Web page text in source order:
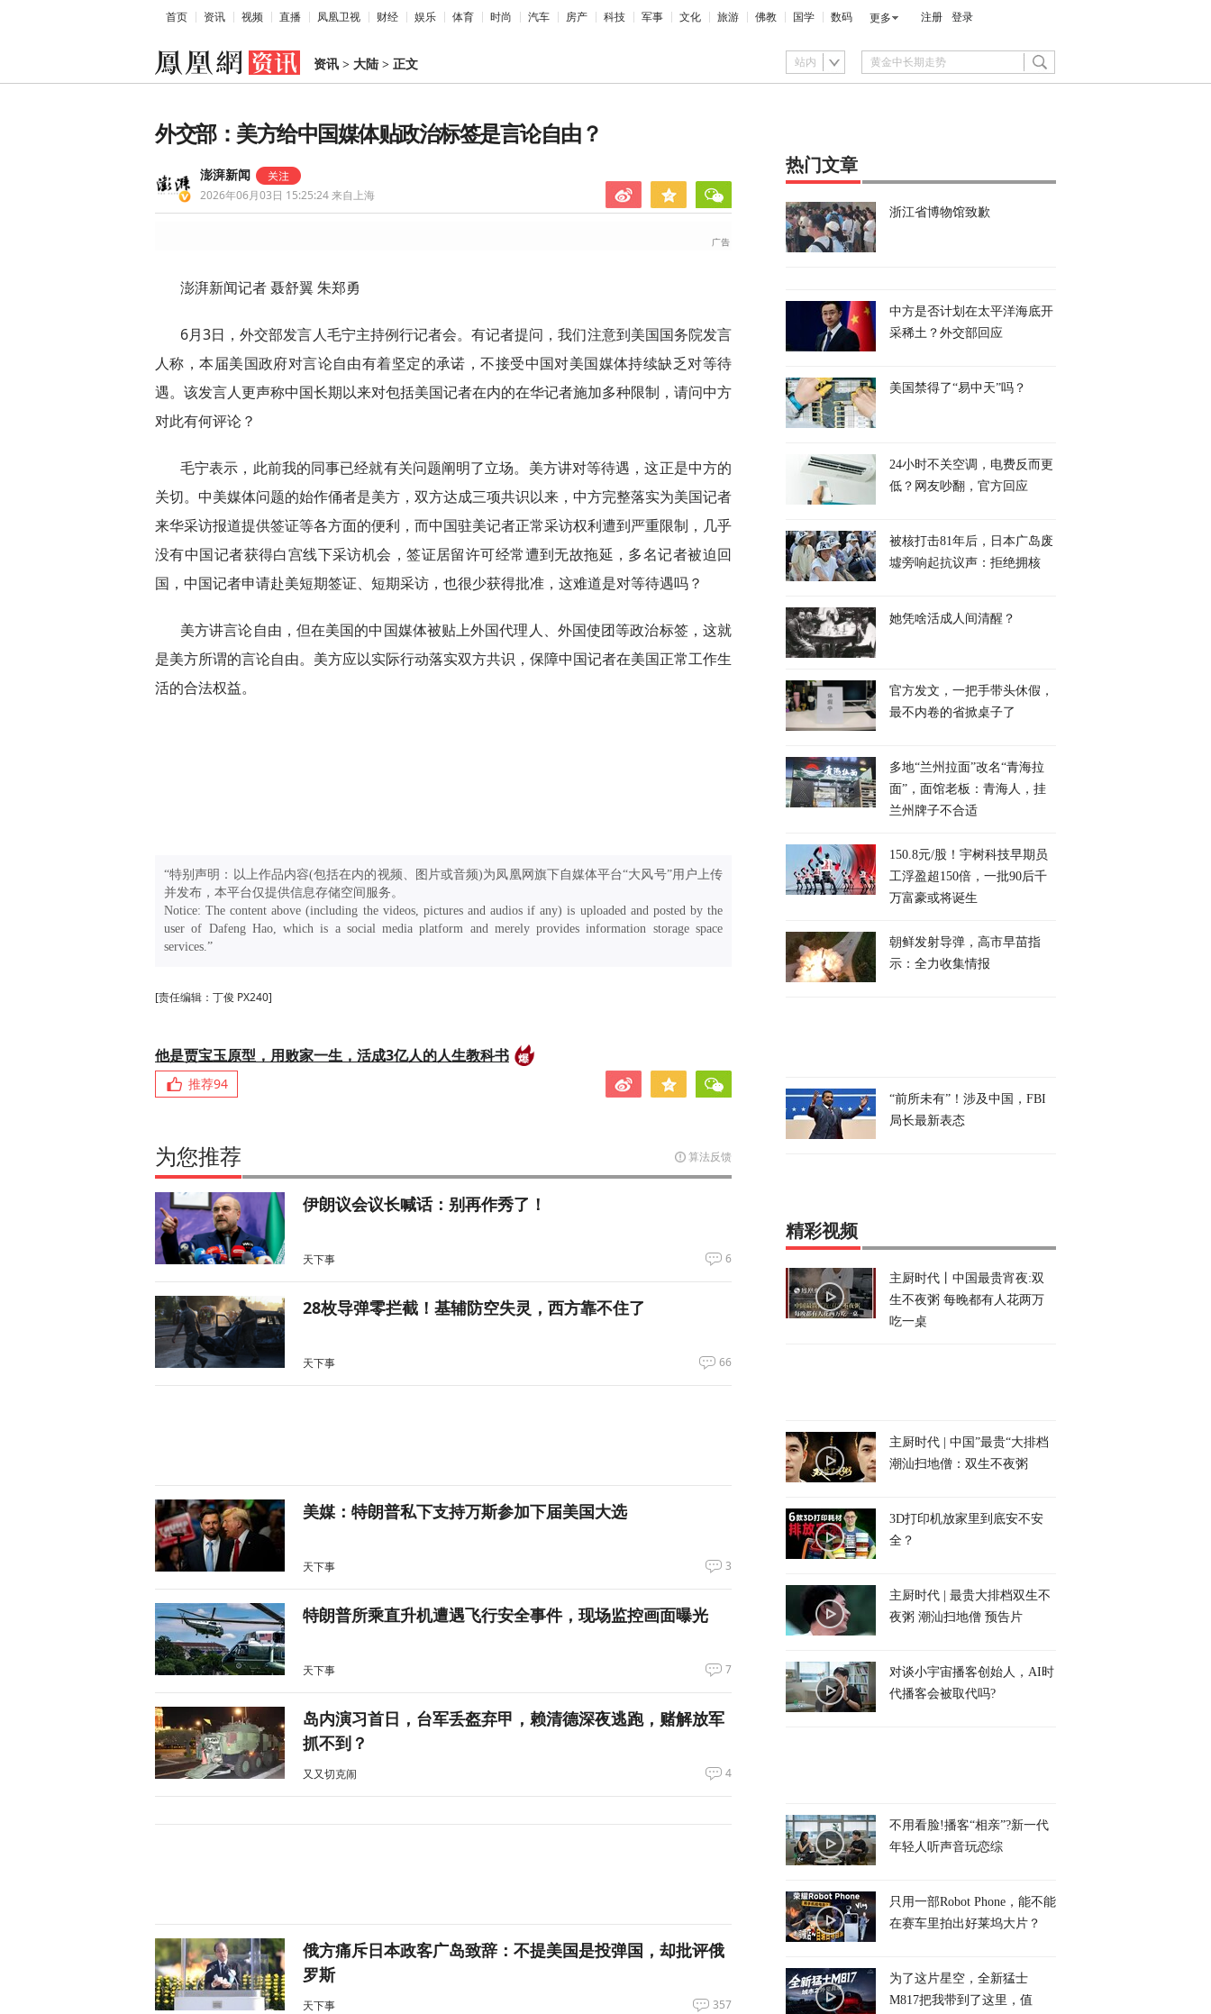
首页 资讯 视频 直播 凤凰卫视 财经 娱乐 体育 时尚 汽车 房产 科技 军事 文化 旅游 佛教 国学 数码 更多 注册 登录
资讯 > 大陆 > 正文 站内
外交部：美方给中国媒体贴政治标签是言论自由？
澎湃新闻
2026年06月03日 15:25:24来自上海
澎湃新闻记者 聂舒翼 朱郑勇
6月3日，外交部发言人毛宁主持例行记者会。有记者提问，我们注意到美国国务院发言
人称，本届美国政府对言论自由有着坚定的承诺，不接受中国对美国媒体持续缺乏对等待
遇。该发言人更声称中国长期以来对包括美国记者在内的在华记者施加多种限制，请问中方
对此有何评论？
毛宁表示，此前我的同事已经就有关问题阐明了立场。美方讲对等待遇，这正是中方的
关切。中美媒体问题的始作俑者是美方，双方达成三项共识以来，中方完整落实为美国记者
来华采访报道提供签证等各方面的便利，而中国驻美记者正常采访权利遭到严重限制，几乎
没有中国记者获得白宫线下采访机会，签证居留许可经常遭到无故拖延，多名记者被迫回
国，中国记者申请赴美短期签证、短期采访，也很少获得批准，这难道是对等待遇吗？
美方讲言论自由，但在美国的中国媒体被贴上外国代理人、外国使团等政治标签，这就
是美方所谓的言论自由。美方应以实际行动落实双方共识，保障中国记者在美国正常工作生
活的合法权益。
“特别声明：以上作品内容(包括在内的视频、图片或音频)为凤凰网旗下自媒体平台“大风号”用户上传
并发布，本平台仅提供信息存储空间服务。
Notice: The content above (including the videos, pictures and audios if any) is uploaded and posted by the
user of Dafeng Hao, which is a social media platform and merely provides information storage space
services.”
[责任编辑：丁俊 PX240]
他是贾宝玉原型，用败家一生，活成3亿人的人生教科书
推荐94
为您推荐 算法反馈
伊朗议会议长喊话：别再作秀了！
天下事 6
28枚导弹零拦截！基辅防空失灵，西方靠不住了
天下事 66
美媒：特朗普私下支持万斯参加下届美国大选
天下事 3
特朗普所乘直升机遭遇飞行安全事件，现场监控画面曝光
天下事 7
岛内演习首日，台军丢盔弃甲，赖清德深夜逃跑，赌解放军
抓不到？
又又切克闹 4
俄方痛斥日本政客广岛致辞：不提美国是投弹国，却批评俄
罗斯
天下事 357
热门文章
浙江省博物馆致歉
中方是否计划在太平洋海底开
采稀土？外交部回应
美国禁得了“易中天”吗？
24小时不关空调，电费反而更
低？网友吵翻，官方回应
被核打击81年后，日本广岛废
墟旁响起抗议声：拒绝拥核
她凭啥活成人间清醒？
官方发文，一把手带头休假，
最不内卷的省掀桌子了
多地“兰州拉面”改名“青海拉
面”，面馆老板：青海人，挂
兰州牌子不合适
150.8元/股！宇树科技早期员
工浮盈超150倍，一批90后千
万富豪或将诞生
朝鲜发射导弹，高市早苗指
示：全力收集情报
“前所未有”！涉及中国，FBI
局长最新表态
精彩视频
主厨时代丨中国最贵宵夜:双
生不夜粥 每晚都有人花两万
吃一桌
主厨时代 | 中国”最贵“大排档
潮汕扫地僧：双生不夜粥
3D打印机放家里到底安不安
全？
主厨时代 | 最贵大排档双生不
夜粥 潮汕扫地僧 预告片
对谈小宇宙播客创始人，AI时
代播客会被取代吗?
不用看脸!播客“相亲”?新一代
年轻人听声音玩恋综
只用一部Robot Phone，能不能
在赛车里拍出好莱坞大片？
为了这片星空，全新猛士
M817把我带到了这里，值